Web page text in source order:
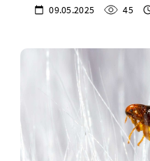
09.05.2025 45